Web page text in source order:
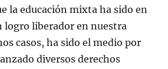
la educación mixta ha sido en
logro liberador en nuestra
casos, ha sido el medio por
diversos derechos